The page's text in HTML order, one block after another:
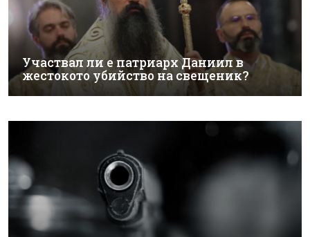
Участвал ли е патриарх Даниил в
жестокото убийство на свещеник?